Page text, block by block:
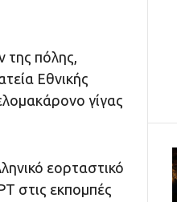
της πόλης,
Εθνικής
γίγας
εορταστικό
στις εκπομπές